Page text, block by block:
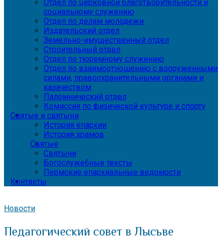
Отдел по церковной благотворительности и
социальному служению
Отдел по делам молодежи
Издательский отдел
Земельно-имущественный отдел
Строительный отдел
Отдел по тюремному служению
Отдел по взаимоотношению с вооруженными
силами, правоохранительными органами и
казачеством
Паломнический отдел
Комиссия по физической культуре и спорту
Святые и святыни
История епархии
История храмов
Святые
Святыни
Богослужебные тексты
Пермские епархиальные ведомости
Контакты
Новости
Педагогический совет в Лысьве